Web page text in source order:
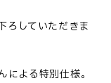
ろしていただきま
による特別仕様。